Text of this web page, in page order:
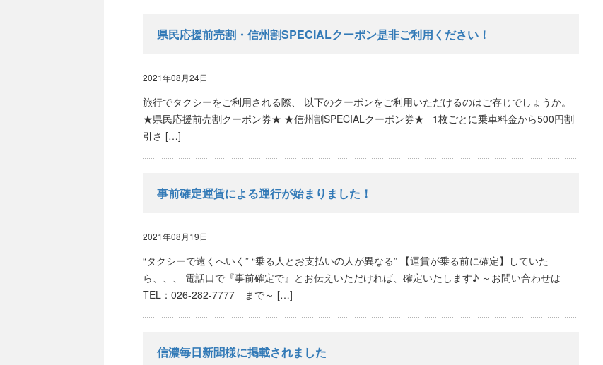
県民応援前売割・信州割SPECIALクーポン是非ご利用ください！
2021年08月24日
旅行でタクシーをご利用される際、 以下のクーポンをご利用いただけるのはご存じでしょうか。
★県民応援前売割クーポン券★ ★信州割SPECIALクーポン券★ 1枚ごとに乗車料金から500円割
引さ […]
事前確定運賃による運行が始まりました！
2021年08月19日
“タクシーで遠くへいく” “乗る人とお支払いの人が異なる” 【運賃が乗る前に確定】していた
ら、、、 電話口で『事前確定で』とお伝えいただければ、確定いたします♪ ～お問い合わせは
TEL：026-282-7777 まで～ […]
信濃毎日新聞様に掲載されました